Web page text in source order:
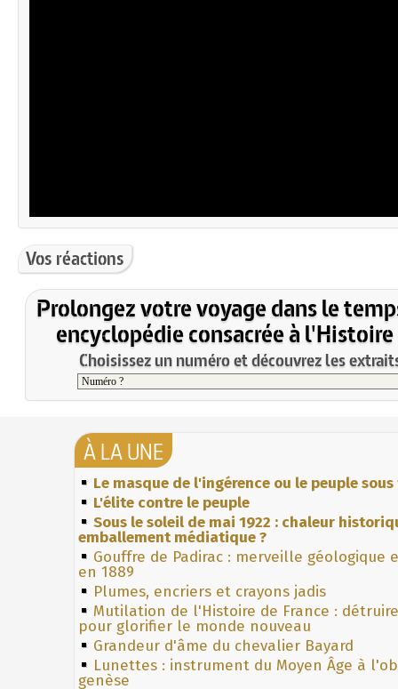
Vos réactions
Prolongez votre voyage dans le
encyclopédie consacrée à l'Histoire
Choisissez un numéro et découvrez les
À LA UNE
Le masque de l'ingérence ou le peuple
L'élite contre le peuple
Sous le soleil de mai 1922 : chaleur
emballement médiatique ?
Gouffre de Padirac : merveille géologique
en 1889
Plumes, encriers et crayons jadis
Mutilation de l'Histoire de France :
pour glorifier le monde nouveau
Grandeur d'âme du chevalier Bayard
Lunettes : instrument du Moyen Âge à
genèse